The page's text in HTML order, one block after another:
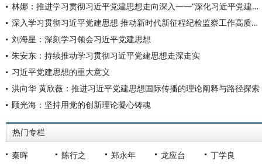
林娜：推进学习贯彻习近平党建思想走向深入——“深化习近平党建思想体系化学理化研究阐释”座谈会述要
深入学习贯彻习近平党建思想 推动新时代新征程纪检监察工作高质量发展
刘海星：深刻学习领会习近平党建思想
朱安东：持续推动学习贯彻习近平党建思想走深走实
习近平党建思想的重大意义
洪向华 黄欣薇：推进习近平党建思想国际传播的理论阐释与路径探索
顾光海：坚持用党的创新理论凝心铸魂
热门专栏
秦晖 陈行之 郑永年 龙应台
丁学良